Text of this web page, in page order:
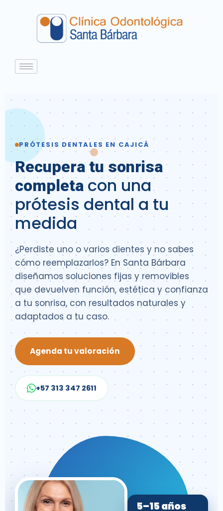
PRÓTESIS DENTALES EN CAJICÁ
Recupera tu sonrisa
completa con una
prótesis dental a tu
medida
¿Perdiste uno o varios dientes y no sabes
cómo reemplazarlos? En Santa Bárbara
diseñamos soluciones fijas y removibles
que devuelven función, estética y confianza
a tu sonrisa, con resultados naturales y
adaptados a tu caso.
Agenda tu valoración
+57 313 347 2611
5–15 años